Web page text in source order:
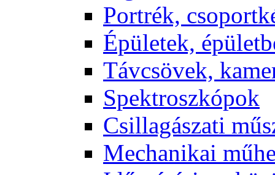
Port­rék,
Épü­le­tek,
Táv­csö­vek,
Spekt­rosz­kó­pok
Csil­la­gá­sza­ti
Me­cha­ni­kai